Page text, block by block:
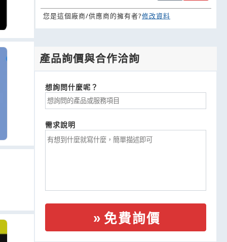
您是這個廠商/供應商的擁有者?修改資料
產品詢價與合作洽詢
想詢問什麼呢？
需求說明
免費詢價